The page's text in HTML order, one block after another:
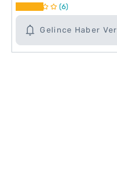
Gelince Haber Ver
6